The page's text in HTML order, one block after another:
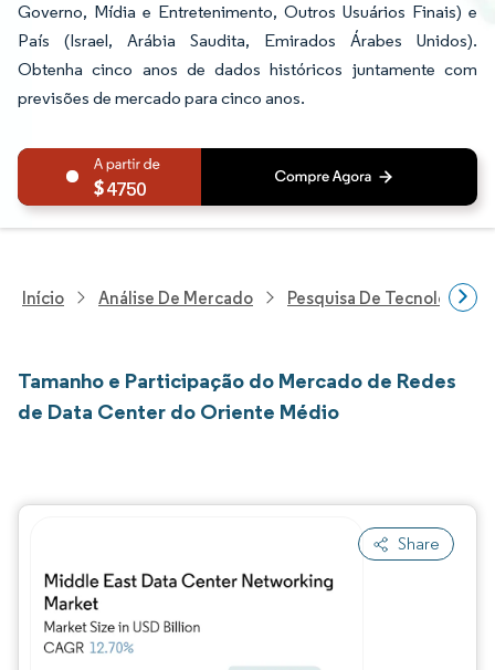
Governo, Mídia e Entretenimento, Outros Usuários Finais) e
País (Israel, Arábia Saudita, Emirados Árabes Unidos).
Obtenha cinco anos de dados históricos juntamente com
previsões de mercado para cinco anos.
4750
Início Análise De Mercado Pesquisa De Tecnologia,
Tamanho e Participação do Mercado de Redes
de Data Center do Oriente Médio
Share